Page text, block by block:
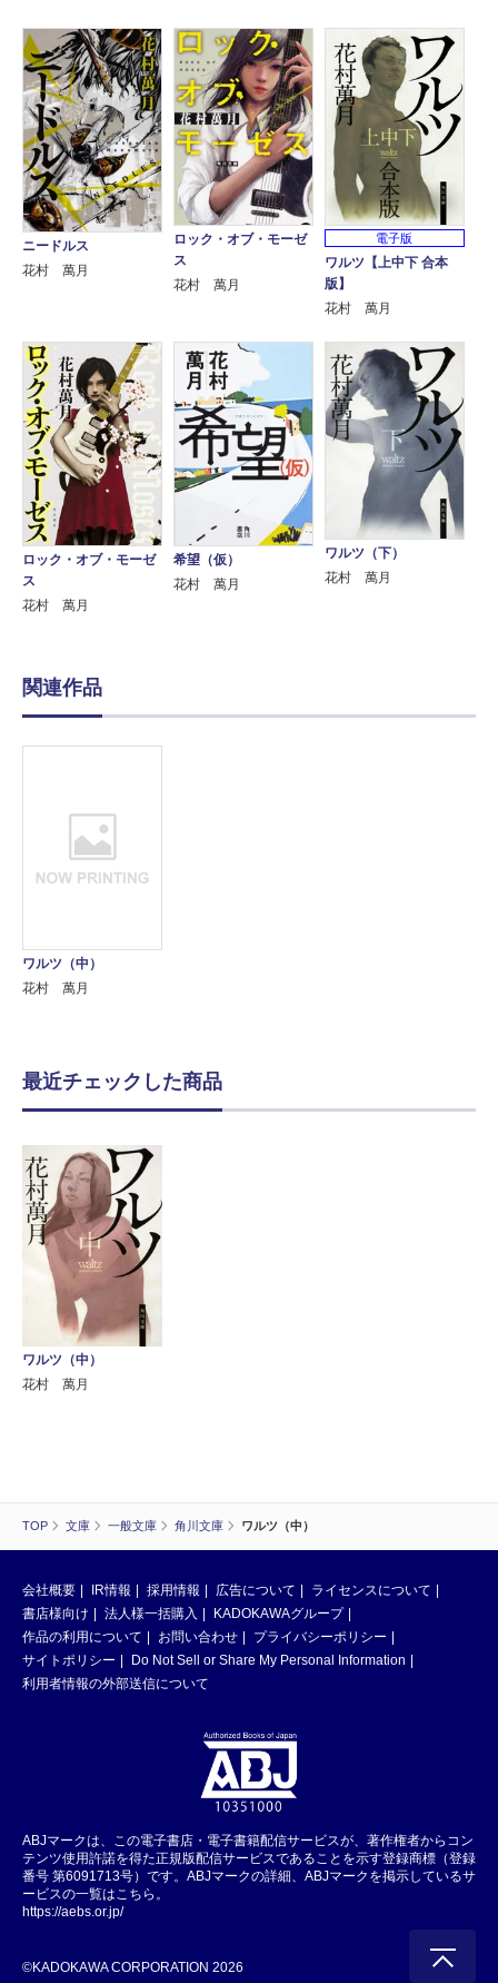
TOP 文庫 一般文庫 角川文庫 ワルツ（中）
ニードルス
花村 萬月
ロック・オブ・モーゼ
ス
花村 萬月
電子版
ワルツ【上中下 合本
版】
花村 萬月
ロック・オブ・モーゼ
ス
花村 萬月
希望（仮）
花村 萬月
ワルツ（下）
花村 萬月
関連作品
ワルツ（中）
花村 萬月
最近チェックした商品
ワルツ（中）
花村 萬月
会社概要 IR情報 採用情報 広告について
ライセンスについて
書店様向け
法人様一括購入
KADOKAWAグループ
作品の利用について
お問い合わせ
プライバシーポリシー
サイトポリシー
Do Not Sell or Share My Personal Information
利用者情報の外部送信について
ABJマークは、この電子書店・電子書籍配信サービスが、著作権者からコン
テンツ使用許諾を得た正規版配信サービスであることを示す登録商標（登録
番号 第6091713号）です。ABJマークの詳細、ABJマークを掲示しているサ
ービスの一覧はこちら。
https://aebs.or.jp/
©KADOKAWA CORPORATION 2026